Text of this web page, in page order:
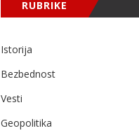
RUBRIKE
Istorija
Bezbednost
Vesti
Geopolitika